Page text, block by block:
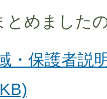
とめました
・保護者説